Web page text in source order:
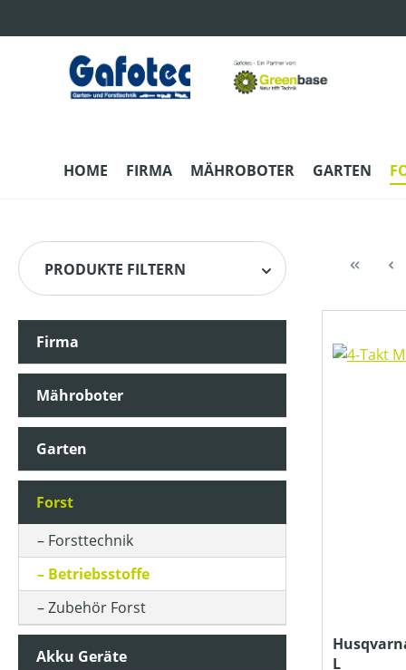
HOME FIRMA MÄHROBOTER GARTEN
PRODUKTE FILTERN
HERSTELLER
PACKUNGSGRÖSSE (IN KG)
PREIS
Firma
Mähroboter
Garten
Forst
Forsttechnik
Betriebsstoffe
Zubehör Forst
Akku Geräte
L